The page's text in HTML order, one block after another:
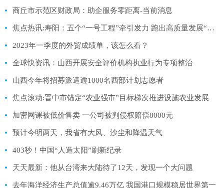
商丘市示范区财政局：助企服务零距离-当前消息
焦点热讯:寿阳：五个“一号工程”牵引发力 跑出高质量发展“加速度”
2023年一季度的外贸成绩单，该怎么看？
全球快资讯：山西开展安全评价机构执业行为专项整治
山西今年将招募派遣逾1000名西部计划志愿者
焦点滚动:晋中市锚定“农业强市”目标梯次推进设施农业发展
加密网课被低价售卖 一公司被判侵权赔偿8000元
预计今明两天，我省有大风、沙尘和降温天气
403秒！中国“人造太阳”刷新纪录
天天最新：他从台湾来大陆待了12天，发现一个大问题
去年海洋经济生产总值逾9.46万亿 我国港口规模稳居世界第一